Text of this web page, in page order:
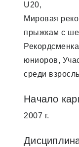
U20,
Мировая
прыжкам с
юниоров,
среди
Начало
2007 г.